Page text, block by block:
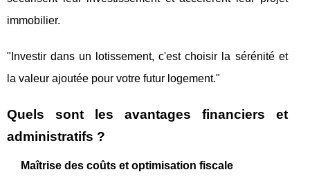
immobilier.
"Investir dans un lotissement, c'est choisir la sérénité et
la valeur ajoutée pour votre futur logement."
Quels sont les avantages financiers et
administratifs ?
Maîtrise des coûts et optimisation fiscale